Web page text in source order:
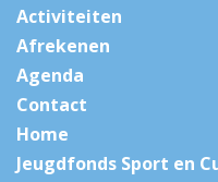
Activiteiten
Afrekenen
Agenda
Contact
Home
Jeugdfonds Sport en